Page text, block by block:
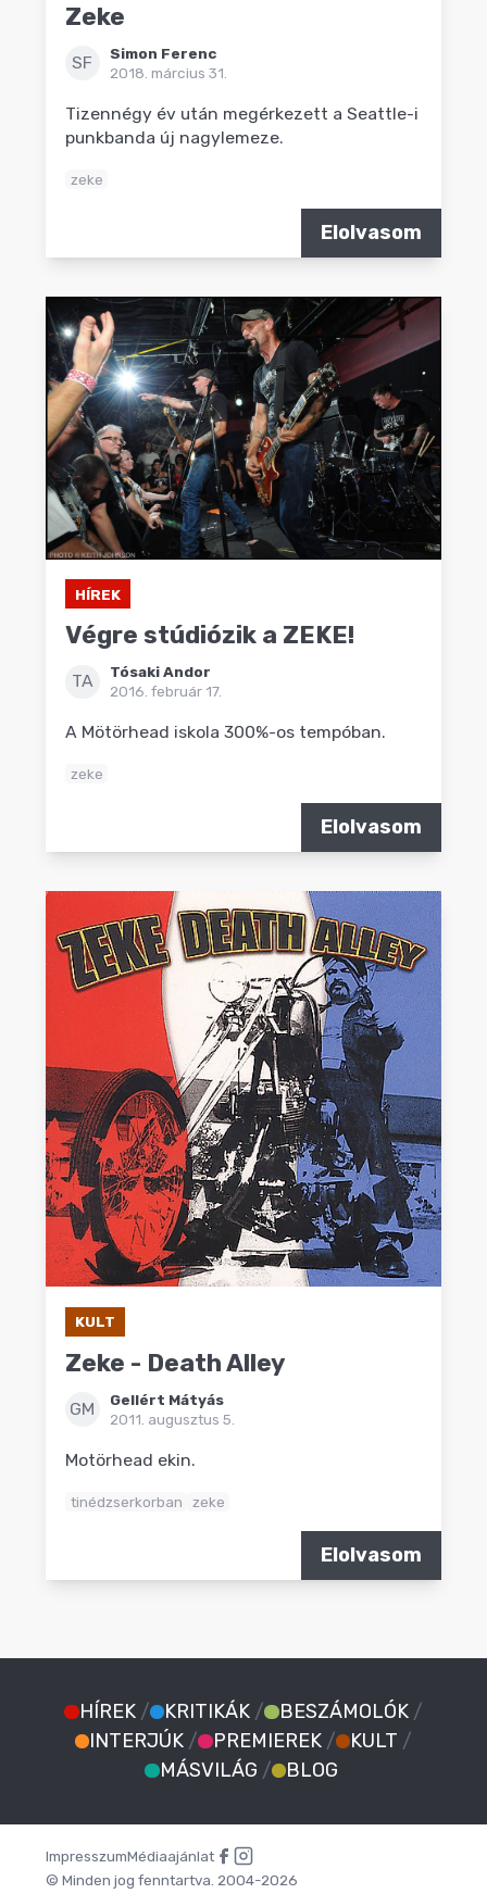
Zeke
SF
Simon Ferenc
2018. március 31.
Tizennégy év után megérkezett a Seattle-i
punkbanda új nagylemeze.
zeke
Elolvasom
HÍREK
Végre stúdiózik a ZEKE!
TA
Tósaki Andor
2016. február 17.
A Mötörhead iskola 300%-os tempóban.
zeke
Elolvasom
KULT
Zeke - Death Alley
GM
Gellért Mátyás
2011. augusztus 5.
Motörhead ekin.
tinédzserkorban zeke
Elolvasom
HÍREK / KRITIKÁK / BESZÁMOLÓK /
INTERJÚK / PREMIEREK / KULT /
MÁSVILÁG / BLOG
ImpresszumMédiaajánlat
© Minden jog fenntartva. 2004-2026